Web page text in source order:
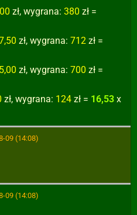
zł, wygrana: 380 zł =
zł, wygrana: 712 zł =
zł, wygrana: 700 zł =
zł, wygrana: 124 zł = 16,53 x
09 (14:08)
09 (14:08)